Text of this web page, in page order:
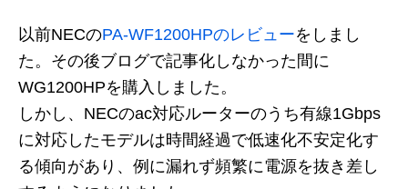
以前NECのPA-WF1200HPのレビューをしまし
た。その後ブログで記事化しなかった間に
WG1200HPを購入しました。
しかし、NECのac対応ルーターのうち有線1Gbps
に対応したモデルは時間経過で低速化不安定化す
る傾向があり、例に漏れず頻繁に電源を抜き差し